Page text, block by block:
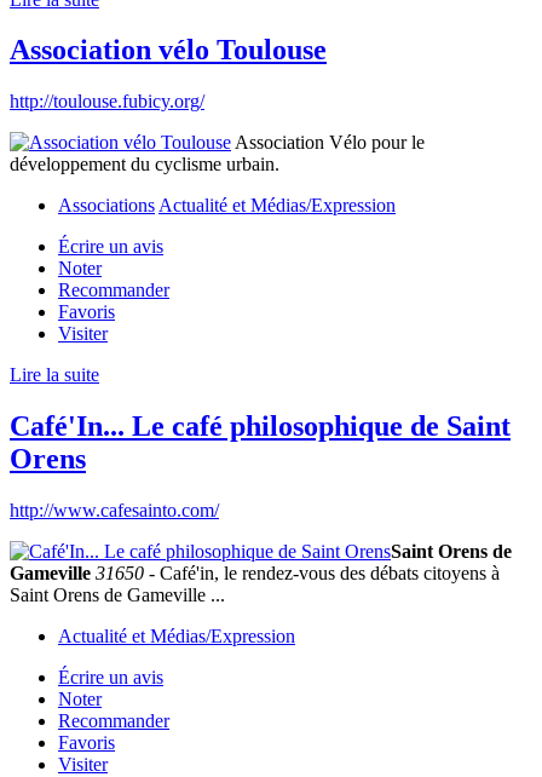
Association vélo Toulouse
http://toulouse.fubicy.org/
Association Vélo pour le
développement du cyclisme urbain.
Associations Actualité et Médias/Expression
Écrire un avis
Noter
Recommander
Favoris
Visiter
Lire la suite
Café'In... Le café philosophique de Saint
Orens
http://www.cafesainto.com/
Saint Orens de
Gameville 31650 - Café'in, le rendez-vous des débats citoyens à
Saint Orens de Gameville ...
Actualité et Médias/Expression
Écrire un avis
Noter
Recommander
Favoris
Visiter